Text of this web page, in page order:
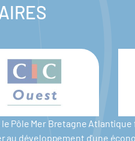
Pôle Mer Bretagne
au développement d'une